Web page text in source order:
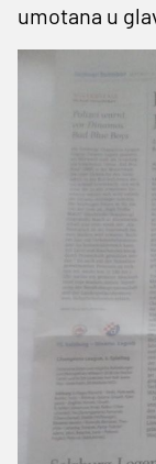
umotana u